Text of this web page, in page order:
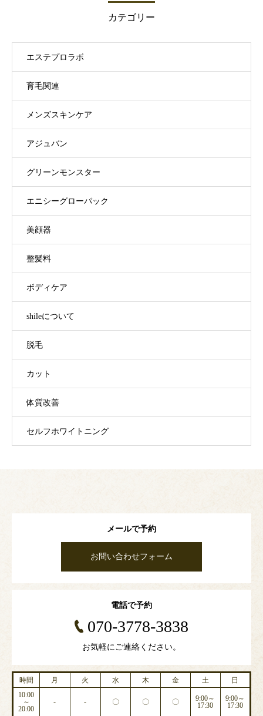
カテゴリー
エステプロラボ
育毛関連
メンズスキンケア
アジュバン
グリーンモンスター
エニシーグローパック
美顔器
整髪料
ボディケア
shileについて
脱毛
カット
体質改善
セルフホワイトニング
メールで予約
お問い合わせフォーム
電話で予約
070-3778-3838
お気軽にご連絡ください。
時間 月 火 水 木 金 土
日
10:00
～
20:00
- - 〇 〇 〇
9:00～
17:30
9:00～
17:30